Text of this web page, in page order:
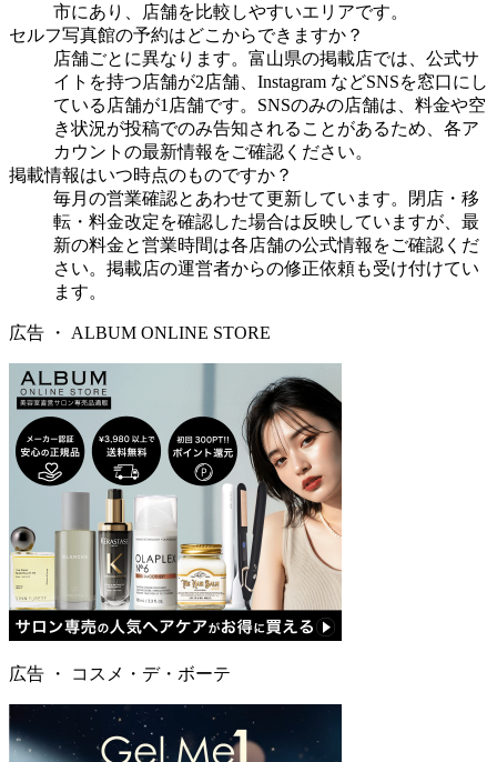
市にあり、店舗を比較しやすいエリアです。
セルフ写真館の予約はどこからできますか？
店舗ごとに異なります。富山県の掲載店では、公式サ
イトを持つ店舗が2店舗、Instagram などSNSを窓口にし
ている店舗が1店舗です。SNSのみの店舗は、料金や空
き状況が投稿でのみ告知されることがあるため、各ア
カウントの最新情報をご確認ください。
掲載情報はいつ時点のものですか？
毎月の営業確認とあわせて更新しています。閉店・移
転・料金改定を確認した場合は反映していますが、最
新の料金と営業時間は各店舗の公式情報をご確認くだ
さい。掲載店の運営者からの修正依頼も受け付けてい
ます。
広告 ・ ALBUM ONLINE STORE
広告 ・ コスメ・デ・ボーテ